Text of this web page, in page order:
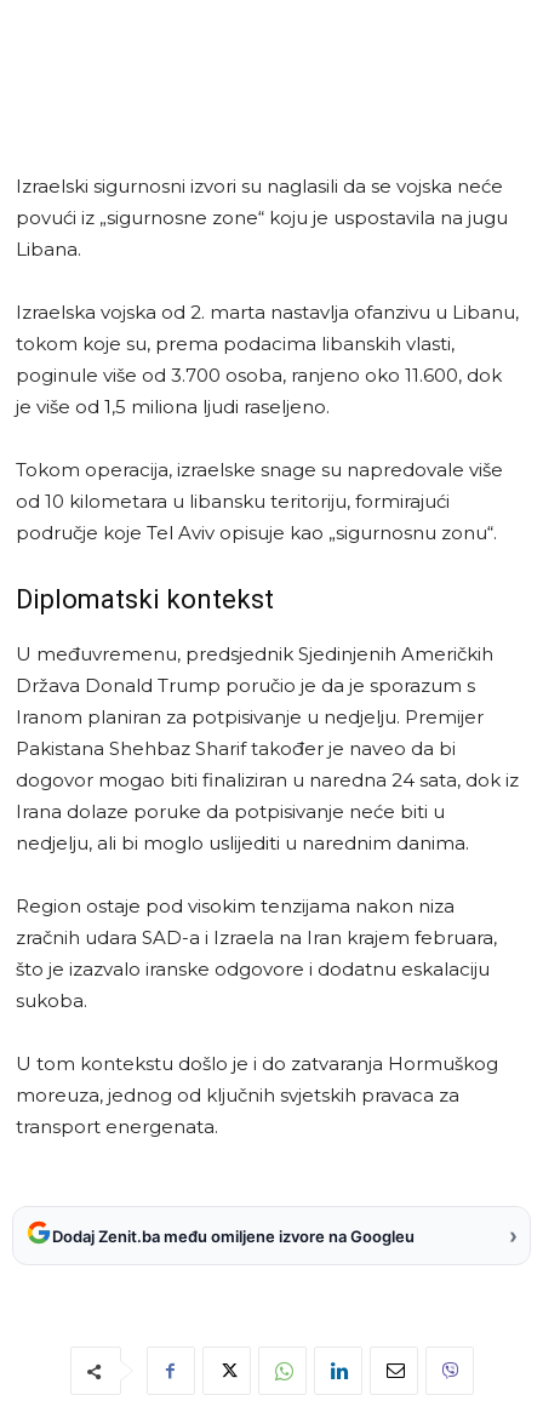
Izraelski sigurnosni izvori su naglasili da se vojska neće
povući iz „sigurnosne zone“ koju je uspostavila na jugu
Libana.
Izraelska vojska od 2. marta nastavlja ofanzivu u Libanu,
tokom koje su, prema podacima libanskih vlasti,
poginule više od 3.700 osoba, ranjeno oko 11.600, dok
je više od 1,5 miliona ljudi raseljeno.
Tokom operacija, izraelske snage su napredovale više
od 10 kilometara u libansku teritoriju, formirajući
područje koje Tel Aviv opisuje kao „sigurnosnu zonu“.
Diplomatski kontekst
U međuvremenu, predsjednik Sjedinjenih Američkih
Država Donald Trump poručio je da je sporazum s
Iranom planiran za potpisivanje u nedjelju. Premijer
Pakistana Shehbaz Sharif također je naveo da bi
dogovor mogao biti finaliziran u naredna 24 sata, dok iz
Irana dolaze poruke da potpisivanje neće biti u
nedjelju, ali bi moglo uslijediti u narednim danima.
Region ostaje pod visokim tenzijama nakon niza
zračnih udara SAD-a i Izraela na Iran krajem februara,
što je izazvalo iranske odgovore i dodatnu eskalaciju
sukoba.
U tom kontekstu došlo je i do zatvaranja Hormuškog
moreuza, jednog od ključnih svjetskih pravaca za
transport energenata.
Dodaj Zenit.ba među omiljene izvore na Googleu ›